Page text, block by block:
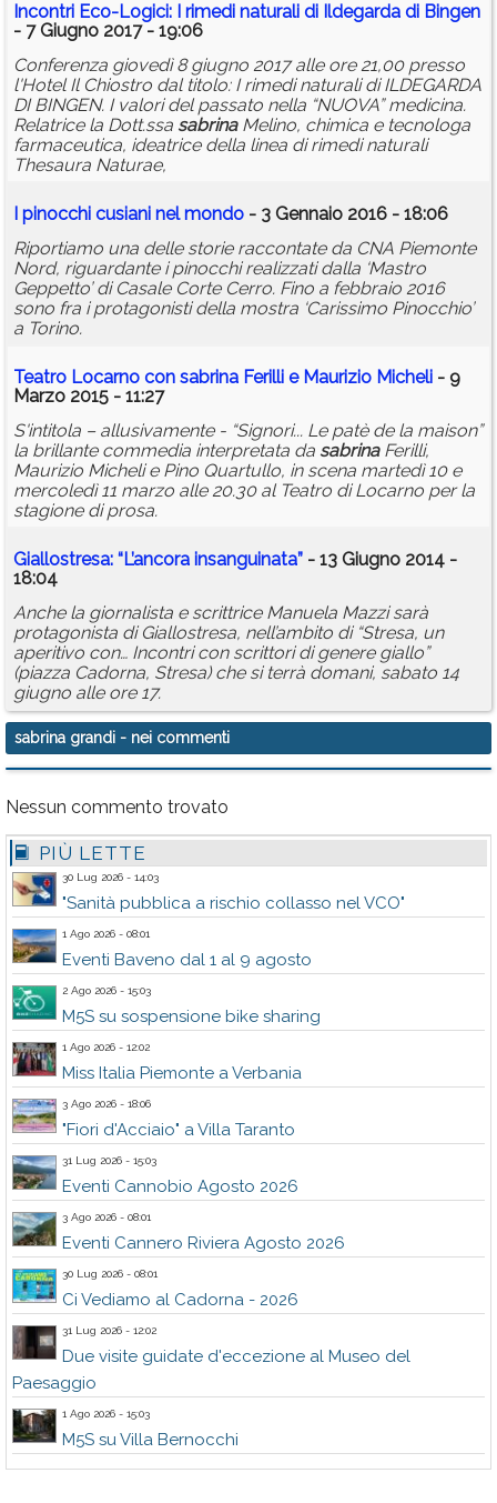
Incontri Eco-Logici: I rimedi naturali di Ildegarda di Bingen
- 7 Giugno 2017 - 19:06
Conferenza giovedì 8 giugno 2017 alle ore 21,00 presso
l'Hotel Il Chiostro dal titolo: I rimedi naturali di ILDEGARDA
DI BINGEN. I valori del passato nella “NUOVA” medicina.
Relatrice la Dott.ssa sabrinaMelino, chimica e tecnologa
farmaceutica, ideatrice della linea di rimedi naturali
Thesaura Naturae,
I pinocchi cusiani nel mondo - 3 Gennaio 2016 - 18:06
Riportiamo una delle storie raccontate da CNA Piemonte
Nord, riguardante i pinocchi realizzati dalla ‘Mastro
Geppetto’ di Casale Corte Cerro. Fino a febbraio 2016
sono fra i protagonisti della mostra ‘Carissimo Pinocchio’
a Torino.
Teatro Locarno con sabrina Ferilli e Maurizio Micheli - 9
Marzo 2015 - 11:27
S'intitola – allusivamente - “Signori... Le patè de la maison”
la brillante commedia interpretata da sabrinaFerilli,
Maurizio Micheli e Pino Quartullo, in scena martedì 10 e
mercoledì 11 marzo alle 20.30 al Teatro di Locarno per la
stagione di prosa.
Giallostresa: “L’ancora insanguinata” - 13 Giugno 2014 -
18:04
Anche la giornalista e scrittrice Manuela Mazzi sarà
protagonista di Giallostresa, nell’ambito di “Stresa, un
aperitivo con… Incontri con scrittori di genere giallo”
(piazza Cadorna, Stresa) che si terrà domani, sabato 14
giugno alle ore 17.
sabrina grandi - nei commenti
Nessun commento trovato
PIÙ LETTE
30 Lug 2026 - 14:03
"Sanità pubblica a rischio collasso nel VCO"
1 Ago 2026 - 08:01
Eventi Baveno dal 1 al 9 agosto
2 Ago 2026 - 15:03
M5S su sospensione bike sharing
1 Ago 2026 - 12:02
Miss Italia Piemonte a Verbania
3 Ago 2026 - 18:06
"Fiori d'Acciaio" a Villa Taranto
31 Lug 2026 - 15:03
Eventi Cannobio Agosto 2026
3 Ago 2026 - 08:01
Eventi Cannero Riviera Agosto 2026
30 Lug 2026 - 08:01
Ci Vediamo al Cadorna - 2026
31 Lug 2026 - 12:02
Due visite guidate d'eccezione al Museo del
Paesaggio
1 Ago 2026 - 15:03
M5S su Villa Bernocchi